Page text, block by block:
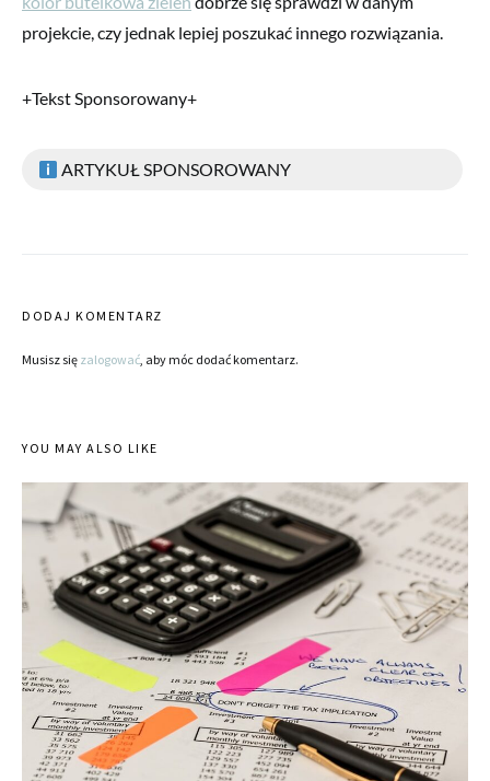
projekcie, czy jednak lepiej poszukać innego rozwiązania.
+Tekst Sponsorowany+
ARTYKUŁ SPONSOROWANY
DODAJ KOMENTARZ
Musisz się zalogować, aby móc dodać komentarz.
YOU MAY ALSO LIKE